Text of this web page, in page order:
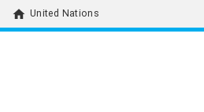
home United Nations